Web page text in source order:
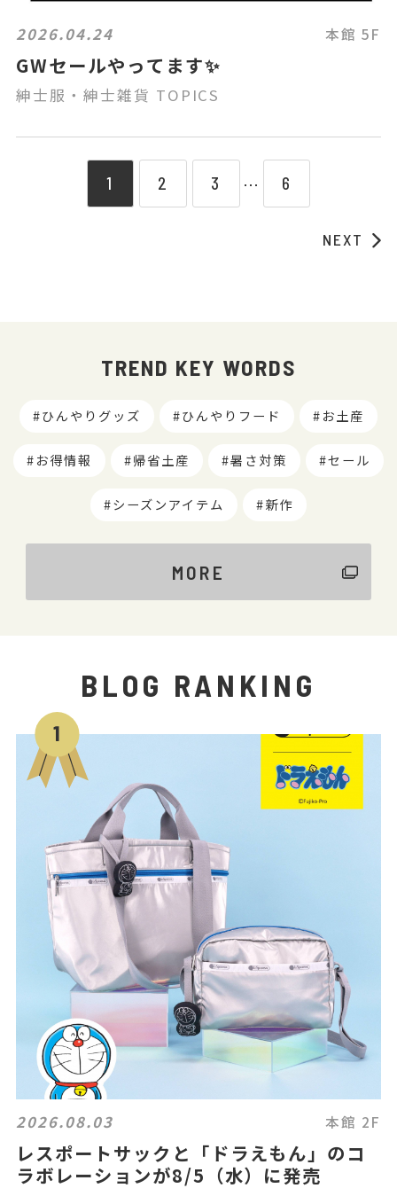
2026.04.24 本館 5F
GWセールやってます✨
紳士服・紳士雑貨 TOPICS
1 2 3 ⋯ 6
NEXT
TREND KEY WORDS
ひんやりグッズ ひんやりフード お土産
お得情報 帰省土産 暑さ対策 セール
シーズンアイテム 新作
MORE
BLOG RANKING
2026.08.03 本館 2F
レスポートサックと「ドラえもん」のコ
ラボレーションが8/5（水）に発売